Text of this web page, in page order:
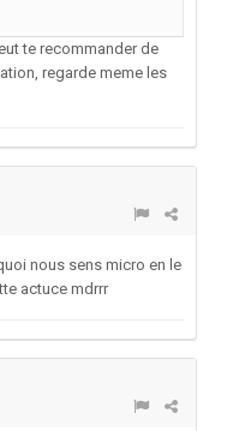
te recommander de
regarde meme les
nous sens micro en le
actuce mdrrr